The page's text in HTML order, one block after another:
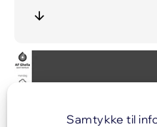
Samtykke til